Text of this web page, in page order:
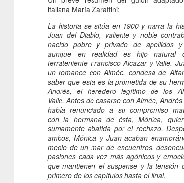
italiana María Zarattini:
La historia se sitúa en 1900 y narra la
Juan del Diablo, valiente y noble
nacido pobre y privado de apellidos y
aunque en realidad es hijo natural
terrateniente Francisco Alcázar y Valle.
un romance con Aimée, condesa de
saber que esta es la prometida de su
Andrés, el heredero legítimo de los
Valle. Antes de casarse con Aimée,
había renunciado a su compromiso
con la hermana de ésta, Mónica,
sumamente abatida por el rechazo.
ambos, Mónica y Juan acaban
medio de un mar de encuentros,
pasiones cada vez más agónicos y
que mantienen el suspense y la tensión
primero de los capítulos hasta el final.
JAN
13
Ganando dos
Por Caro Alfonso
Hace un año, Mona me
después de manejar
temas desde que salí
JAN
13
La lectora de la
Por Cecilia
A veces, la lectora